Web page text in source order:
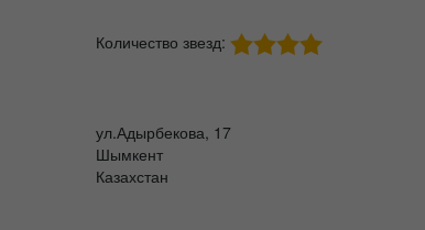
Количество звезд:
ул.Адырбекова, 17
Шымкент
Казахстан